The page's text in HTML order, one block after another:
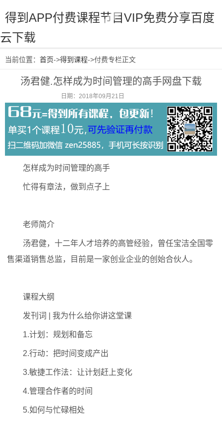
得到APP付费课程节目VIP免费分享百度
云下载
当前位置： 首页->得到课程->付费专栏正文
汤君健.怎样成为时间管理的高手网盘下载
日期：2018年09月21日
怎样成为时间管理的高手
忙得有章法，做到点子上
老师简介
汤君健，十二年人才培养的高管经验，曾任宝洁全国零
售渠道销售总监，目前是一家创业企业的创始合伙人。
课程大纲
发刊词 | 我为什么给你讲这堂课
1.计划：规划和备忘
2.行动：把时间变成产出
3.敏捷工作法：让计划赶上变化
4.管理合作者的时间
5.如何与忙碌相处